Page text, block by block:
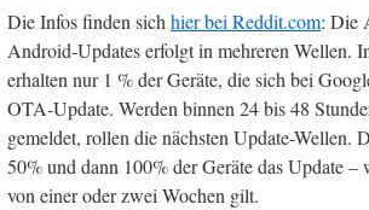
Die Infos finden sichhier bei Reddit.com: Die
Android-Updates erfolgt in mehreren Wellen.
erhalten nur 1 % der Geräte, die sich bei
OTA-Update. Werden binnen 24 bis 48
gemeldet, rollen die nächsten Update-Wellen.
50% und dann 100% der Geräte das Update –
von einer oder zwei Wochen gilt.